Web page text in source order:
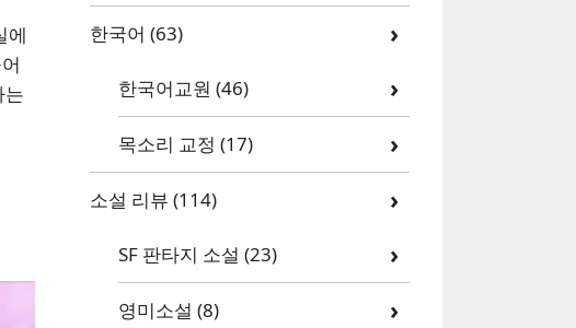
에
는
한국어 (63)
한국어교원 (46)
목소리 교정 (17)
소설 리뷰 (114)
SF 판타지 소설 (23)
영미소설 (8)